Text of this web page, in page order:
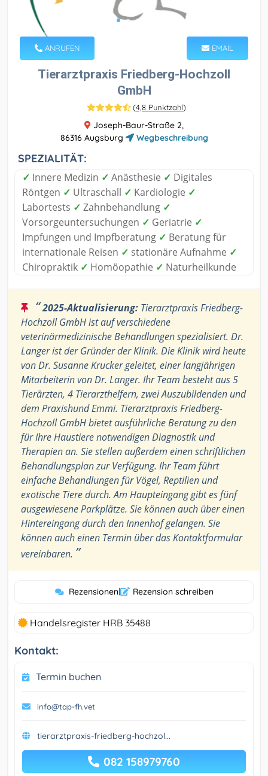
ANRUFEN EMAIL
Tierarztpraxis Friedberg-Hochzoll
GmbH
(4,8 Punktzahl)
Joseph-Baur-Straße 2,
86316 Augsburg
Wegbeschreibung
SPEZIALITÄT:
✓ Innere Medizin ✓ Anästhesie ✓ Digitales
Röntgen ✓ Ultraschall ✓ Kardiologie ✓
Labortests ✓ Zahnbehandlung ✓
Vorsorgeuntersuchungen ✓ Geriatrie ✓
Impfungen und Impfberatung ✓ Beratung für
internationale Reisen ✓ stationäre Aufnahme ✓
Chiropraktik ✓ Homöopathie ✓ Naturheilkunde
“2025-Aktualisierung: Tierarztpraxis Friedberg-
Hochzoll GmbH ist auf verschiedene
veterinärmedizinische Behandlungen spezialisiert. Dr.
Langer ist der Gründer der Klinik. Die Klinik wird heute
von Dr. Susanne Krucker geleitet, einer langjährigen
Mitarbeiterin von Dr. Langer. Ihr Team besteht aus 5
Tierärzten, 4 Tierarzthelfern, zwei Auszubildenden und
dem Praxishund Emmi. Tierarztpraxis Friedberg-
Hochzoll GmbH bietet ausführliche Beratung zu den
für Ihre Haustiere notwendigen Diagnostik und
Therapien an. Sie stellen außerdem einen schriftlichen
Behandlungsplan zur Verfügung. Ihr Team führt
einfache Behandlungen für Vögel, Reptilien und
exotische Tiere durch. Am Haupteingang gibt es fünf
ausgewiesene Parkplätze. Sie können auch über einen
Hintereingang durch den Innenhof gelangen. Sie
können auch einen Termin über das Kontaktformular
vereinbaren. ”
Rezensionen| Rezension schreiben
Handelsregister HRB 35488
Kontakt:
Termin buchen
info@tap-fh.vet
tierarztpraxis-friedberg-hochzol...
082 158979760